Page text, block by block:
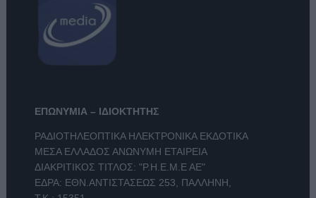
ΕΠΩΝΥΜΙΑ – ΙΔΙΟΚΤΗΤΗΣ
ΡΑΔΙΟΤΗΛΕΟΠΤΙΚΑ ΗΛΕΚΤΡΟΝΙΚΑ ΕΚΔΟΤΙΚΑ
ΜΕΣΑ ΕΛΛΑΔΟΣ ΑΝΩΝΥΜΗ ΕΤΑΙΡΕΙΑ
ΔΙΑΚΡΙΤΙΚΟΣ ΤΙΤΛΟΣ: "Ρ.Η.Ε.Μ.Ε ΑΕ"
ΕΔΡΑ: ΕΘΝ.ΑΝΤΙΣΤΑΣΕΩΣ 253, ΠΑΛΛΗΝΗ,